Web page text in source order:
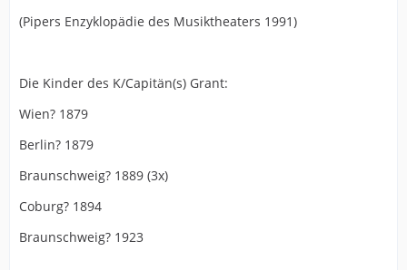
(Pipers Enzyklopädie des Musiktheaters 1991)
Die Kinder des K/Capitän(s) Grant:
Wien? 1879
Berlin? 1879
Braunschweig? 1889 (3x)
Coburg? 1894
Braunschweig? 1923